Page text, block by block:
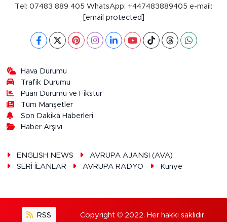
Tel: 07483 889 405 WhatsApp: +447483889405 e-mail:
[email protected]
Hava Durumu
Trafik Durumu
Puan Durumu ve Fikstür
Tüm Manşetler
Son Dakika Haberleri
Haber Arşivi
ENGLISH NEWS
AVRUPA AJANSI (AVA)
SERİ İLANLAR
AVRUPA RADYO Künye
RSS Copyright © 2022. Her hakkı saklıdır.